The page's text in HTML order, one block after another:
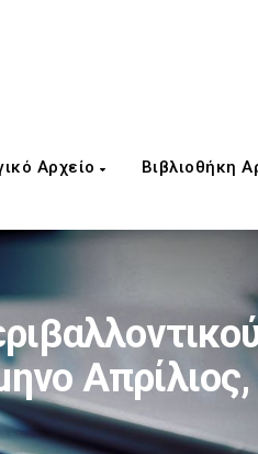
Αρχείο Βιβλιοθήκη